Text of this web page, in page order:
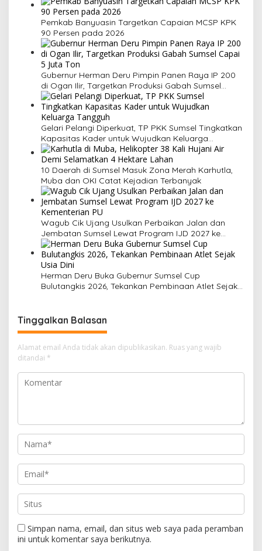
Pemkab Banyuasin Targetkan Capaian MCSP KPK
90 Persen pada 2026
Gubernur Herman Deru Pimpin Panen Raya IP 200
di Ogan Ilir, Targetkan Produksi Gabah Sumsel
Capai 5 Juta Ton
Gelari Pelangi Diperkuat, TP PKK Sumsel Tingkatkan
Kapasitas Kader untuk Wujudkan Keluarga
Tangguh
10 Daerah di Sumsel Masuk Zona Merah Karhutla,
Muba dan OKI Catat Kejadian Terbanyak
Wagub Cik Ujang Usulkan Perbaikan Jalan dan
Jembatan Sumsel Lewat Program IJD 2027 ke
Kementerian PU
Herman Deru Buka Gubernur Sumsel Cup
Bulutangkis 2026, Tekankan Pembinaan Atlet Sejak
Tinggalkan Balasan
Alamat email Anda tidak akan dipublikasikan. Ruas yang wajib
ditandai *
Simpan nama, email, dan situs web saya pada peramban
ini untuk komentar saya berikutnya.